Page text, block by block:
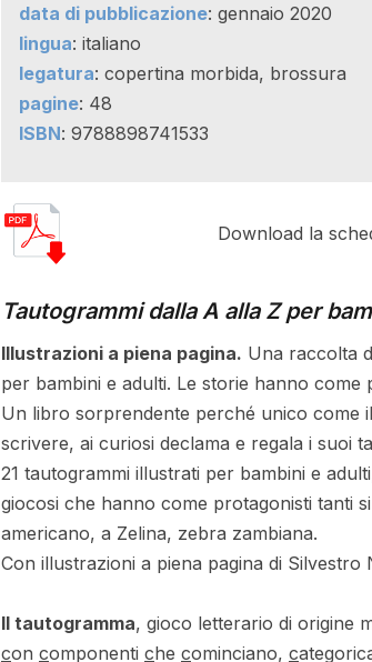
data di pubblicazione: gennaio 2020
lingua: italiano
legatura: copertina morbida, brossura
pagine: 48
ISBN: 9788898741533
Download la
Tautogrammi dalla A alla Z per
Illustrazioni a piena pagina. Una raccolta
per bambini e adulti. Le storie hanno come
Un libro sorprendente perché unico come
scrivere, ai curiosi declama e regala i suoi
21 tautogrammi illustrati per bambini e
giocosi che hanno come protagonisti tanti
americano, a Zelina, zebra zambiana.
Con illustrazioni a piena pagina di
Il tautogramma, gioco letterario di origine
con componenti che cominciano, c